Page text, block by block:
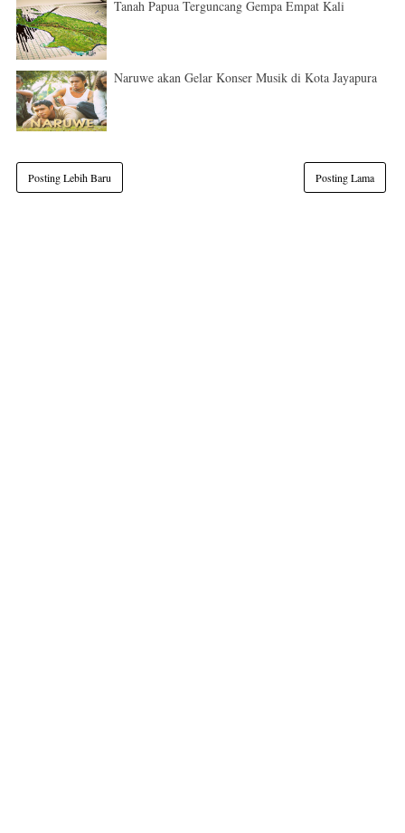
Tanah Papua Terguncang Gempa Empat Kali
Naruwe akan Gelar Konser Musik di Kota Jayapura
Posting Lebih Baru Posting Lama